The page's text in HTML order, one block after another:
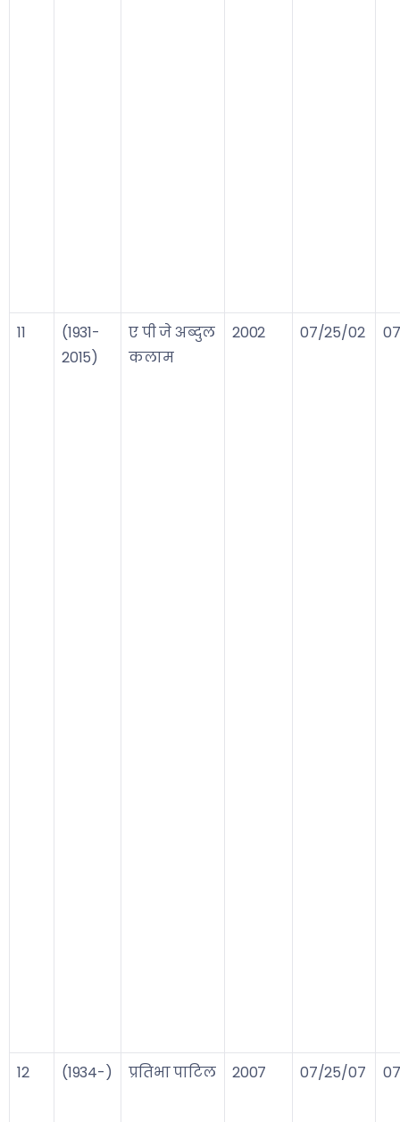
11
(1931-
2015)
ए पी जे अब्दुल
कलाम
2002 07/25/02
12 (1934-) प्रतिभा पाटिल 2007 07/25/07